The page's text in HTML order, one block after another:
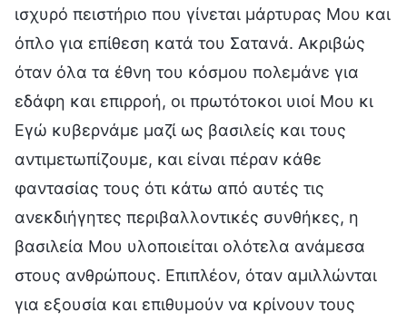
ισχυρό πειστήριο που γίνεται μάρτυρας Μου και
όπλο για επίθεση κατά του Σατανά. Ακριβώς
όταν όλα τα έθνη του κόσμου πολεμάνε για
εδάφη και επιρροή, οι πρωτότοκοι υιοί Μου κι
Εγώ κυβερνάμε μαζί ως βασιλείς και τους
αντιμετωπίζουμε, και είναι πέραν κάθε
φαντασίας τους ότι κάτω από αυτές τις
ανεκδιήγητες περιβαλλοντικές συνθήκες, η
βασιλεία Μου υλοποιείται ολότελα ανάμεσα
στους ανθρώπους. Επιπλέον, όταν αμιλλώνται
για εξουσία και επιθυμούν να κρίνουν τους